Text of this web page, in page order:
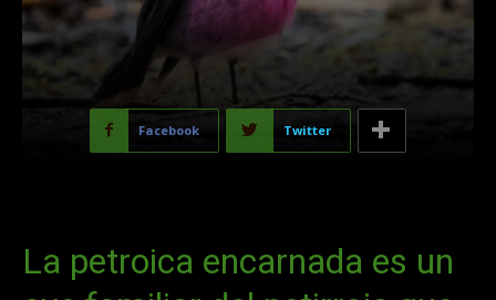
Facebook Twitter
La petroica encarnada es un